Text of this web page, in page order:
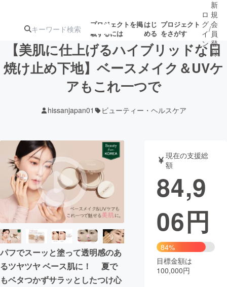
プロジェクトを掲
載するには
はじ
める
プロジェクト
をさがす
注目のリ 注目の新着プロ募集終了が近いプ
テクノロジー・ガジェット
映像・映画 書籍・雑誌
ビジネス・起業 チャレンジ
まちづくり・地域活性化
CAMPFIRE for Social Good
CAMPFIRE Creation
ロ
グ
イ
ン
/
新
規
会
員
登
録
【美肌に仕上げるハイブリッドな日
焼け止め下地】ベースメイク＆UVケ
アもこれ一つで
hissanjapan01 ビューティー・ヘルスケア
パフでスーッと塗って透明感のあ
るツヤツヤ ベース肌に！ 夏で
もベタつかずサラッとしたつけ心
現在の支援総
額
84,9
06円
84%
目標金額は
100,000円